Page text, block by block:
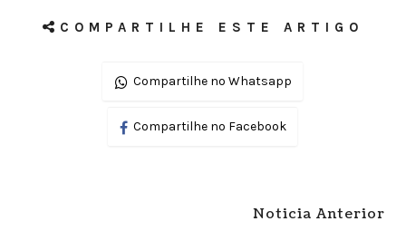
COMPARTILHE ESTE ARTIGO
Compartilhe no Whatsapp
Compartilhe no Facebook
Noticia Anterior